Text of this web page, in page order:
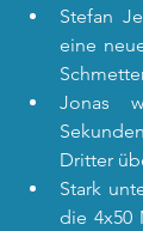
Stefan
eine
Jonas
Dritter
Stark
die 4x50